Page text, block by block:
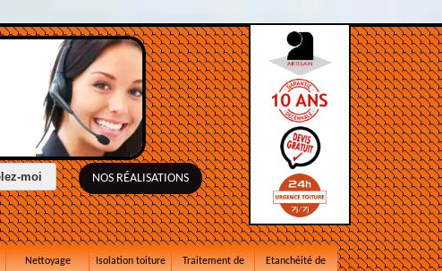
NOS RÉALISATIONS
Nettoyage
Isolation toiture
Traitement de
Etanchéité de